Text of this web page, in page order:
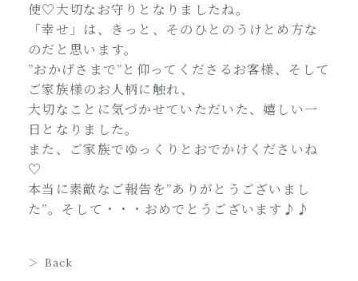
使♡大切なお守りとなりましたね。
「幸せ」は、きっと、そのひとのうけとめ方な
のだと思います。
”おかげさまで”と仰ってくださるお客様、そして
ご家族様のお人柄に触れ、
大切なことに気づかせていただいた、嬉しい一
日となりました。
また、ご家族でゆっくりとおでかけくださいね
♡
本当に素敵なご報告を”ありがとうございまし
た”。そして・・・おめでとうございます♪♪
Back